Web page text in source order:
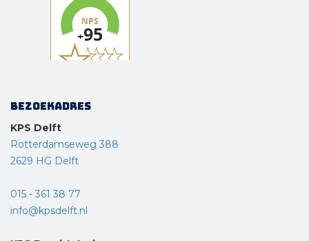
Bezoekadres
KPS Delft
Rotterdamseweg 388
2629 HG Delft
015 - 361 38 77
info@kpsdelft.nl